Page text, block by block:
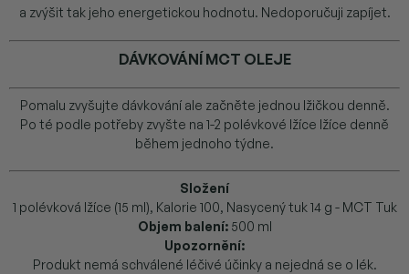
a zvýšit tak jeho energetickou hodnotu. Nedoporučuji zapíjet.
DÁVKOVÁNÍ MCT OLEJE
Pomalu zvyšujte dávkování ale začněte jednou lžičkou denně.
Po té podle potřeby zvyšte na 1-2 polévkové lžíce lžíce denně
během jednoho týdne.
Složení
1 polévková lžíce (15 ml), Kalorie 100, Nasycený tuk 14 g - MCT Tuk
Objem balení:500 ml
Upozornění:
Produkt nemá schválené léčivé účinky a nejedná se o lék.